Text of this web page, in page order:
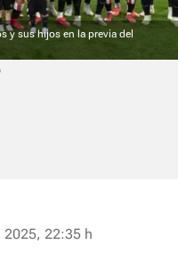
y sus hijos en la previa del
2025, 22:35 h